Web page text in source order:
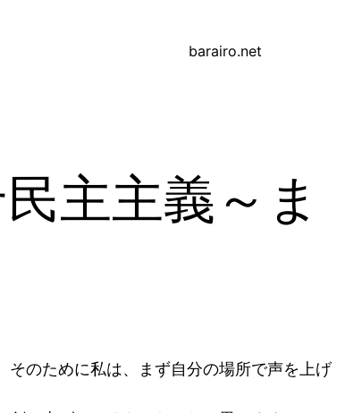
barairo.net
主主義～ま
のために私は、まず自分の場所で声を上げ